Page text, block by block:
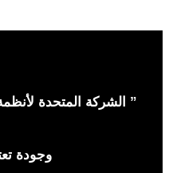
” الشركة المتحدة
وجودة